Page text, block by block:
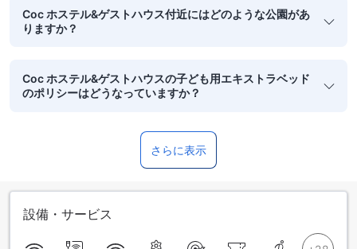
Coc ホステル&ゲストハウス付近にはどのような公園があ
りますか？
Coc ホステル&ゲストハウスの子ども用エキストラベッド
のポリシーはどうなっていますか？
さらに表示
設備・サービス